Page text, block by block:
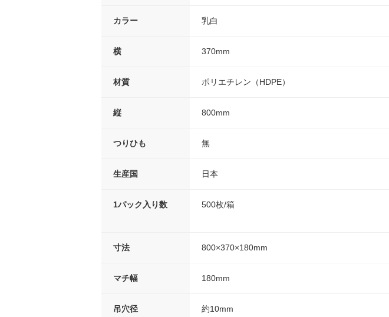
カラー 乳白
横 370mm
材質 ポリエチレン（HDPE）
縦 800mm
つりひも 無
生産国 日本
1パック入り数 500枚/箱
寸法 800×370×180mm
マチ幅 180mm
吊穴径 約10mm